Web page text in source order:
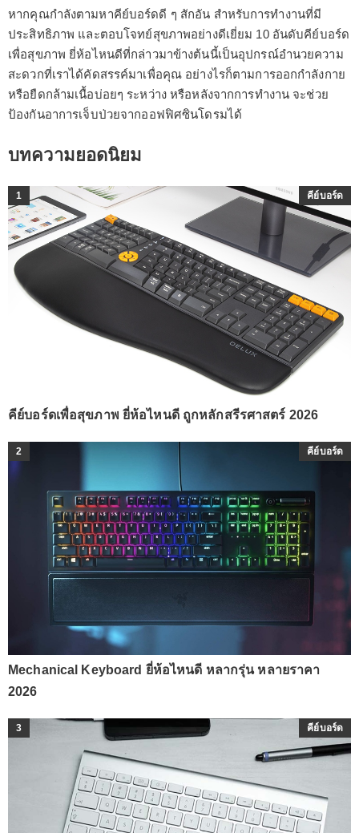
หากคุณกำลังตามหาคีย์บอร์ดดี ๆ สักอัน สำหรับการทำงานที่มี
ประสิทธิภาพ และตอบโจทย์สุขภาพอย่างดีเยี่ยม 10 อันดับคีย์บอร์ด
เพื่อสุขภาพ ยี่ห้อไหนดีที่กล่าวมาข้างต้นนี้เป็นอุปกรณ์อำนวยความ
สะดวกที่เราได้คัดสรรค์มาเพื่อคุณ อย่างไรก็ตามการออกกำลังกาย
หรือยืดกล้ามเนื้อบ่อยๆ ระหว่าง หรือหลังจากการทำงาน จะช่วย
ป้องกันอาการเจ็บป่วยจากออฟฟิศซินโดรมได้
บทความยอดนิยม
1 คีย์บอร์ด
คีย์บอร์ดเพื่อสุขภาพ ยี่ห้อไหนดี ถูกหลักสรีรศาสตร์ 2026
2 คีย์บอร์ด
Mechanical Keyboard ยี่ห้อไหนดี หลากรุ่น หลายราคา
2026
3 คีย์บอร์ด